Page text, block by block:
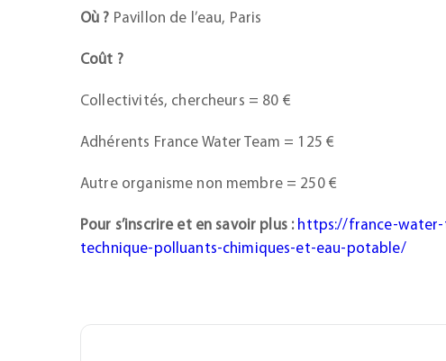
Où ? Pavillon de l’eau, Paris
Coût ?
Collectivités, chercheurs = 80 €
Adhérents France Water Team = 125 €
Autre organisme non membre = 250 €
Pour s’inscrire et en savoir plus : https://france-water-
technique-polluants-chimiques-et-eau-potable/